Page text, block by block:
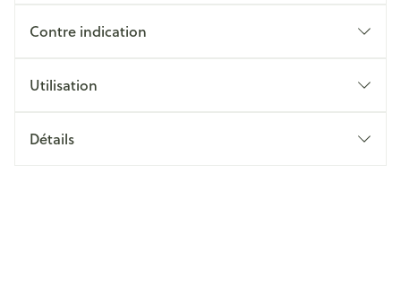
Contre indication
Utilisation
Détails